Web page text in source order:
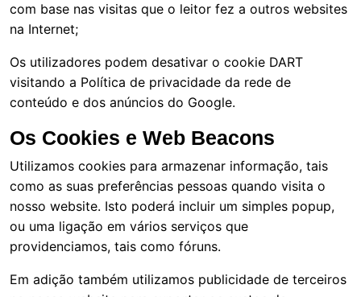
com base nas visitas que o leitor fez a outros websites
na Internet;
Os utilizadores podem desativar o cookie DART
visitando a Política de privacidade da rede de
conteúdo e dos anúncios do Google.
Os Cookies e Web Beacons
Utilizamos cookies para armazenar informação, tais
como as suas preferências pessoas quando visita o
nosso website. Isto poderá incluir um simples popup,
ou uma ligação em vários serviços que
providenciamos, tais como fóruns.
Em adição também utilizamos publicidade de terceiros